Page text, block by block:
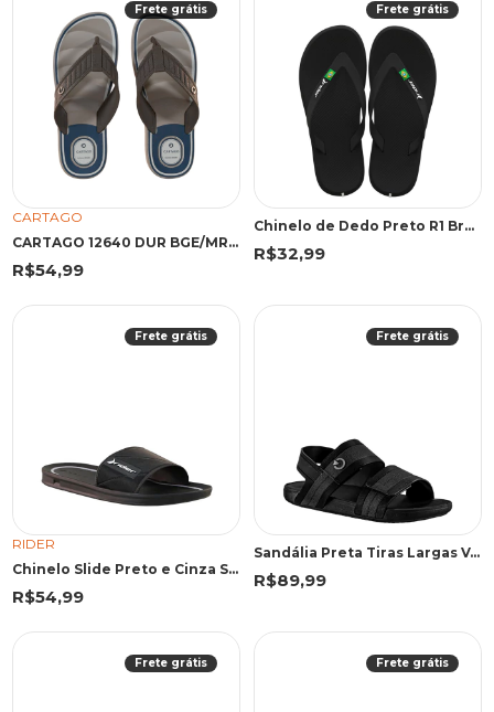
Frete grátis
CARTAGO
CARTAGO 12640 DUR BGE/MRR/AZU 45 EMA 12640 BEGE/MARROM/AZUL
R$54,99
Frete grátis
Chinelo de Dedo Preto R1 Brasil | Rider
R$32,99
Frete grátis
RIDER
Chinelo Slide Preto e Cinza Street | Rider
R$54,99
Frete grátis
Sandália Preta Tiras Largas Velcro | Cartago
R$89,99
Frete grátis Frete grátis